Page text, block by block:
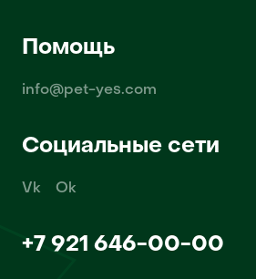
Помощь
info@pet-yes.com
Социальные сети
Vk Ok
+7 921 646-00-00